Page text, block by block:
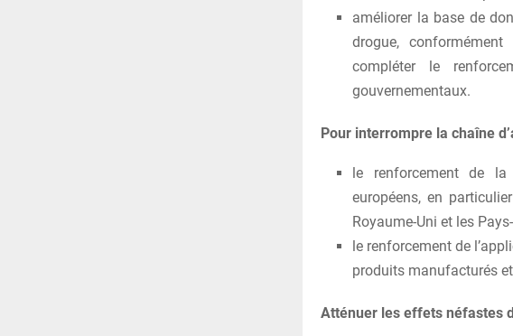
améliorer la base de
drogue,
compléter le
gouvernementaux.
Pour interrompre la chaîne
le renforcement de
européens, en
Royaume-Uni et les
le renforcement de
produits manufacturés
Atténuer les effets néfastes